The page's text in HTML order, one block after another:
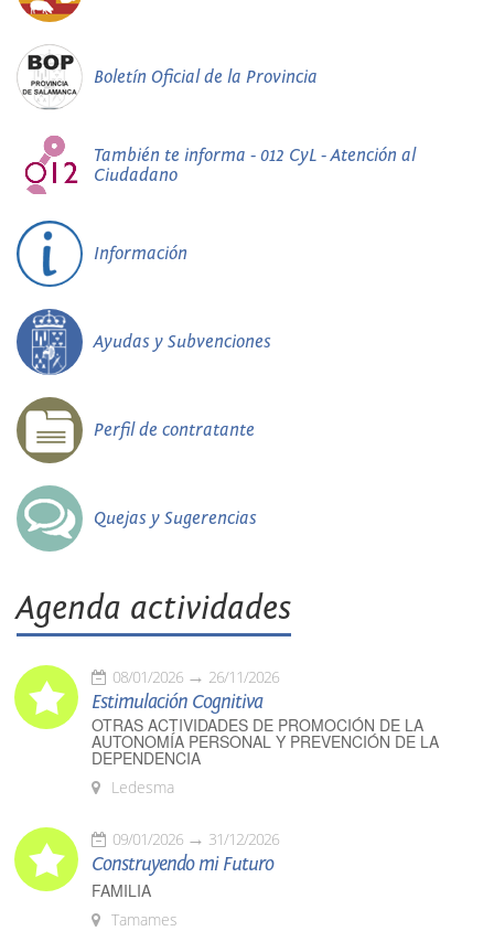
Boletín Oficial de la Provincia
También te informa - 012 CyL - Atención al
Ciudadano
Información
Ayudas y Subvenciones
Perfil de contratante
Quejas y Sugerencias
Agenda actividades
08/01/2026 26/11/2026
Estimulación Cognitiva
OTRAS ACTIVIDADES DE PROMOCIÓN DE LA
AUTONOMÍA PERSONAL Y PREVENCIÓN DE LA
DEPENDENCIA
Ledesma
09/01/2026 31/12/2026
Construyendo mi Futuro
FAMILIA
Tamames